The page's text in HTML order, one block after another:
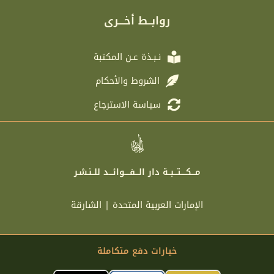
a
b
o
k
t
r
g
روابــط أخـــرى
نـبـذة عـن المكتبة
الشروط والأحكام
سياسة الاسترجاع
مـــكــــتـــبــة دار الـــفــــوائـــد للــنـشـر
الإمارات العربية المتحدة | الشارقة
خيارات دفع متكاملة